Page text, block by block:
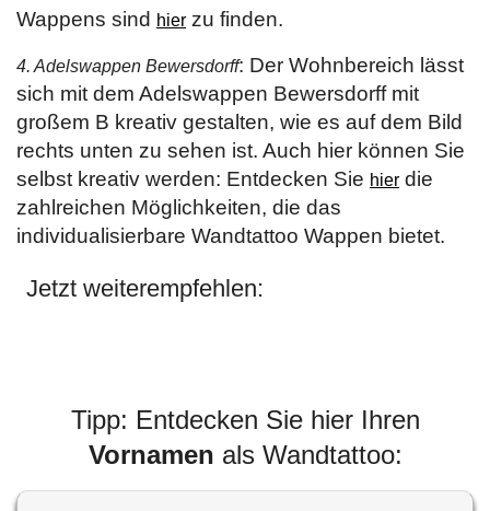
Wappens sind hier zu finden.
4. Adelswappen Bewersdorff: Der Wohnbereich lässt
sich mit dem Adelswappen Bewersdorff mit
großem B kreativ gestalten, wie es auf dem Bild
rechts unten zu sehen ist. Auch hier können Sie
selbst kreativ werden: Entdecken Sie hier die
zahlreichen Möglichkeiten, die das
individualisierbare Wandtattoo Wappen bietet.
Jetzt weiterempfehlen:
Tipp: Entdecken Sie hier Ihren
Vornamen als Wandtattoo: